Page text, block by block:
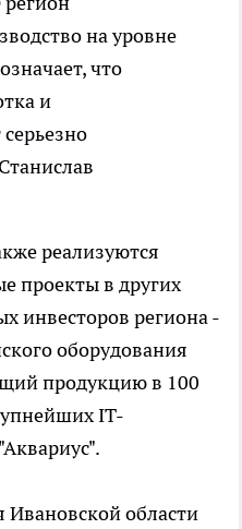
на уровне
что
и
реализуются
проекты в других
инвесторов региона -
оборудования
продукцию в 100
IT-
Ивановской области